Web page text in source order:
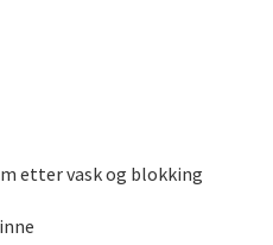
etter vask og blokking